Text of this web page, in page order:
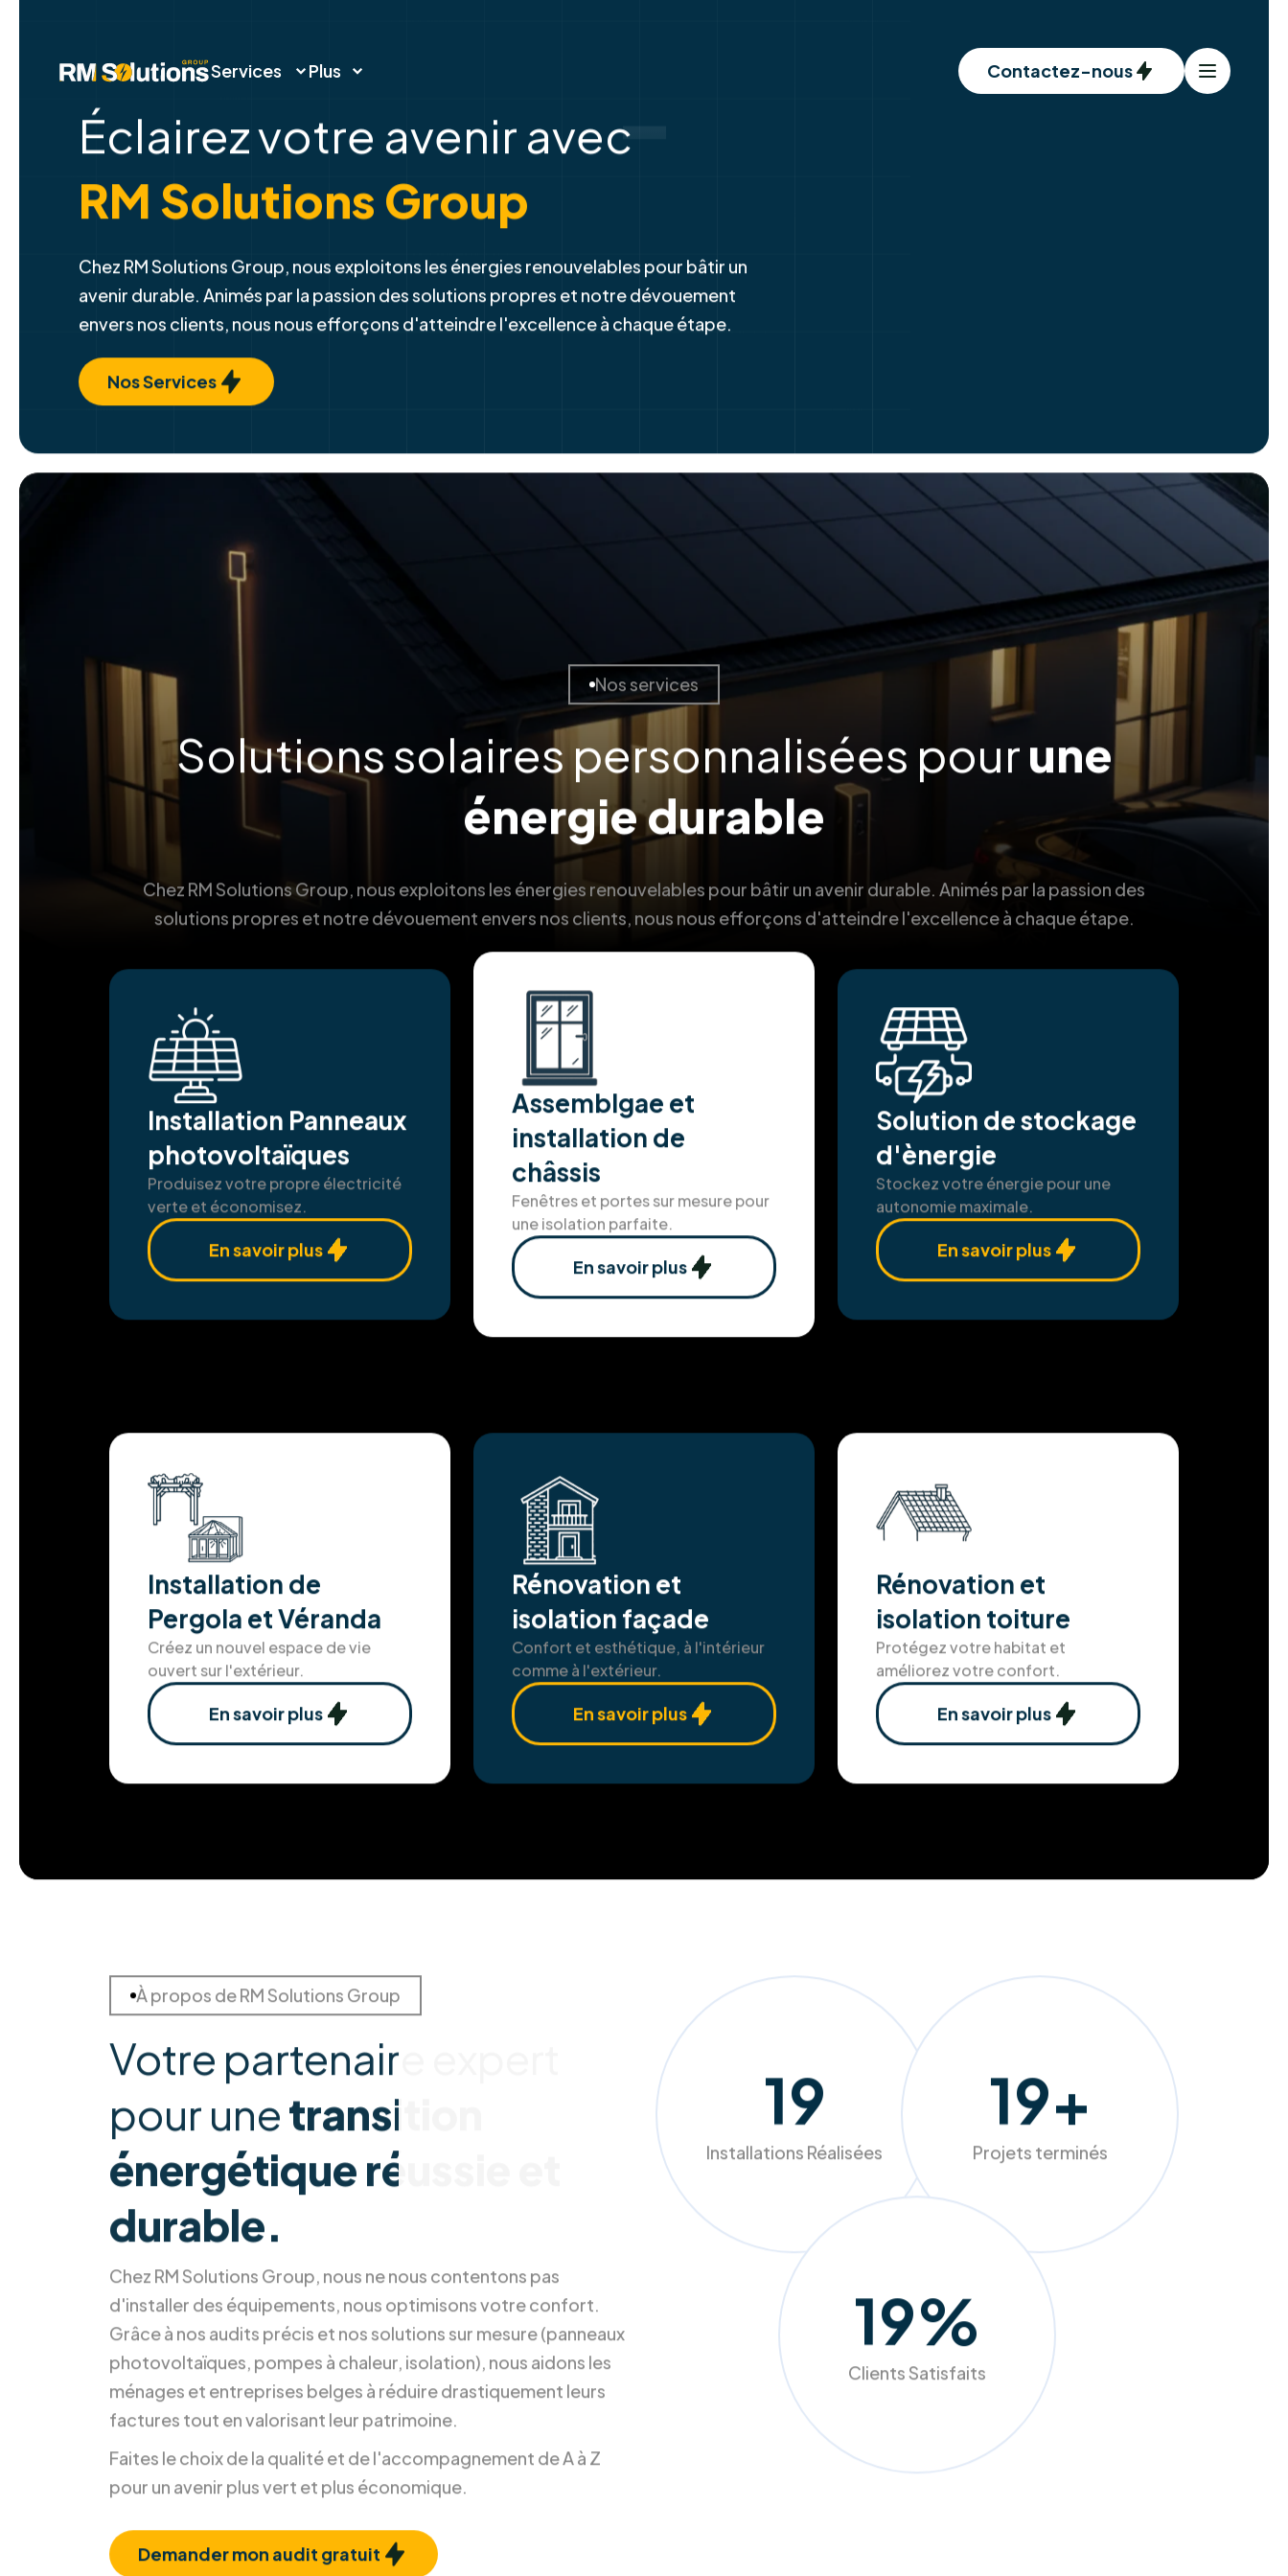
Services Plus Contactez-nous
-
Éclairez votre avenir avec
RM Solutions Group
Chez RM Solutions Group, nous exploitons les énergies renouvelables pour bâtir un
avenir durable. Animés par la passion des solutions propres et notre dévouement
Nos Services
Nos services
Solutions solaires personnalisées pour une
énergie durable
Chez RM Solutions Group, nous exploitons les énergies renouvelables pour bâtir un avenir durable. Animés par la passion des
Installation Panneaux
photovoltaïques
Produisez votre propre électricité
verte et économisez.
Assemblgae et
installation de
châssis
Fenêtres et portes sur mesure pour
une isolation parfaite.
Solution de stockage
d'ènergie
Stockez votre énergie pour une
autonomie maximale.
Installation de
Pergola et Véranda
Créez un nouvel espace de vie
ouvert sur l'extérieur.
Rénovation et
isolation façade
Confort et esthétique, à l'intérieur
comme à l'extérieur.
Rénovation et
isolation toiture
Protégez votre habitat et
améliorez votre confort.
À propos de RM Solutions Group
Votre partenaire expert
pour une transition
énergétique réussie et
durable.
Chez RM Solutions Group, nous ne nous contentons pas
d'installer des équipements, nous optimisons votre confort.
Grâce à nos audits précis et nos solutions sur mesure (panneaux
photovoltaïques, pompes à chaleur, isolation), nous aidons les
ménages et entreprises belges à réduire drastiquement leurs
Faites le choix de la qualité et de l'accompagnement de A à Z
204 204+
98%